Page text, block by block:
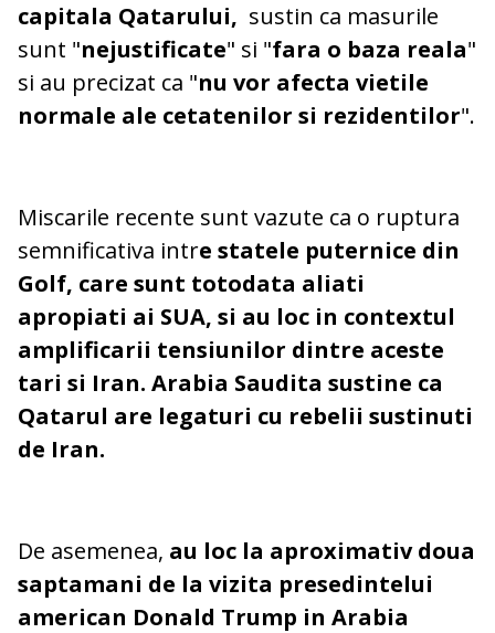
capitala Qatarului, sustin ca masurile
sunt "nejustificate" si "fara o baza reala"
si au precizat ca "nu vor afecta vietile
normale ale cetatenilor si rezidentilor".
Miscarile recente sunt vazute ca o ruptura
semnificativa intre statele puternice din
Golf, care sunt totodata aliati
apropiati ai SUA, si au loc in contextul
amplificarii tensiunilor dintre aceste
tari si Iran. Arabia Saudita sustine ca
Qatarul are legaturi cu rebelii sustinuti
de Iran.
De asemenea, au loc la aproximativ doua
saptamani de la vizita presedintelui
american Donald Trump in Arabia